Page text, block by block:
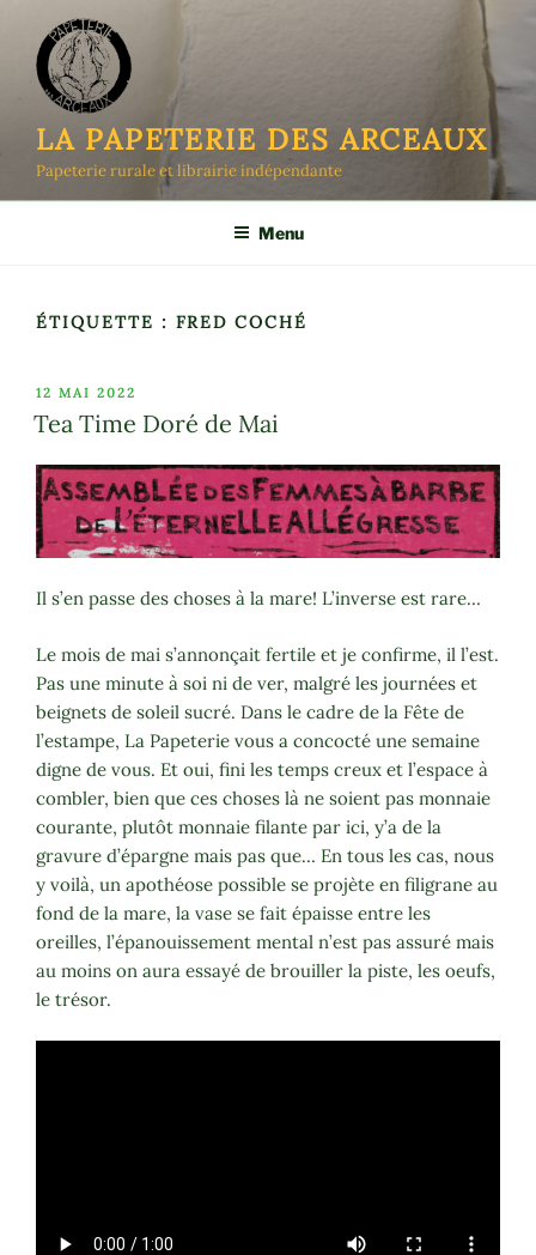
contenu
principal
LA PAPETERIE DES ARCEAUX
Papeterie rurale et librairie indépendante
Menu
ÉTIQUETTE : FRED COCHÉ
PUBLIÉ
LE
12 MAI 2022
Tea Time Doré de Mai
Il s’en passe des choses à la mare! L’inverse est rare…
Le mois de mai s’annonçait fertile et je confirme, il l’est.
Pas une minute à soi ni de ver, malgré les journées et
beignets de soleil sucré. Dans le cadre de la Fête de
l’estampe, La Papeterie vous a concocté une semaine
digne de vous. Et oui, fini les temps creux et l’espace à
combler, bien que ces choses là ne soient pas monnaie
courante, plutôt monnaie filante par ici, y’a de la
gravure d’épargne mais pas que… En tous les cas, nous
y voilà, un apothéose possible se projète en filigrane au
fond de la mare, la vase se fait épaisse entre les
oreilles, l’épanouissement mental n’est pas assuré mais
au moins on aura essayé de brouiller la piste, les oeufs,
le trésor.